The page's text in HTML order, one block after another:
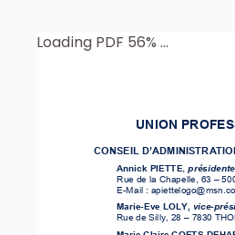
Loading PDF 56% ...